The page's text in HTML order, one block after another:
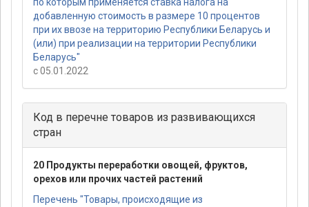
добавленную стоимость в размере 10 процентов
при их ввозе на территорию Республики Беларусь и
(или) при реализации на территории Республики
Беларусь"
с 05.01.2022
Код в перечне товаров из развивающихся
стран
20 Продукты переработки овощей, фруктов,
орехов или прочих частей растений
Перечень "Товары, происходящие из